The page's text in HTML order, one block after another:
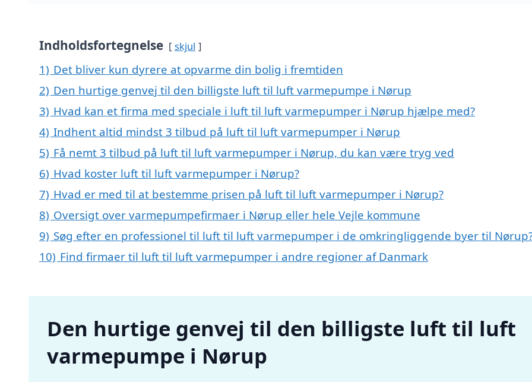
Indholdsfortegnelse skjul
1) Det bliver kun dyrere at opvarme din bolig i fremtiden
2) Den hurtige genvej til den billigste luft til luft varmepumpe i Nørup
3) Hvad kan et firma med speciale i luft til luft varmepumper i Nørup hjælpe med?
4) Indhent altid mindst 3 tilbud på luft til luft varmepumper i Nørup
5) Få nemt 3 tilbud på luft til luft varmepumper i Nørup, du kan være tryg ved
6) Hvad koster luft til luft varmepumper i Nørup?
7) Hvad er med til at bestemme prisen på luft til luft varmepumper i Nørup?
8) Oversigt over varmepumpefirmaer i Nørup eller hele Vejle kommune
9) Søg efter en professionel til luft til luft varmepumper i de omkringliggende byer til
10) Find firmaer til luft til luft varmepumper i andre regioner af Danmark
Den hurtige genvej til den billigste luft til luft
varmepumpe i Nørup